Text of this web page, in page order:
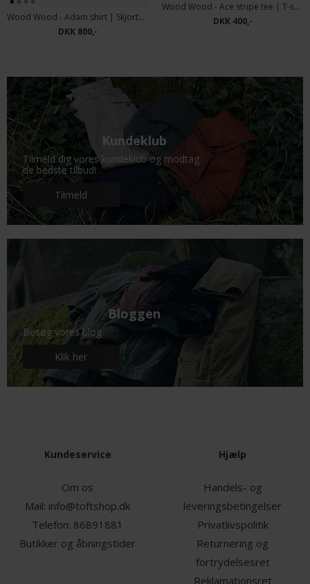
Wood Wood - Adam shirt | Skjorte Salute Stripe
DKK 800,-
Wood Wood - Ace stripe tee | T-shirt desert Palm
DKK 400,-
Kundeklub
Tilmeld dig vores kundeklub og modtag
de bedste tilbud!
Tilmeld
Bloggen
Besøg vores blog
Klik her
Kundeservice
Om os
Mail: info@toftshop.dk
Telefon: 86891881
Butikker og åbningstider
Hjælp
Handels- og
leveringsbetingelser
Privatlivspolitik
Returnering og
fortrydelsesret
Reklamationsret